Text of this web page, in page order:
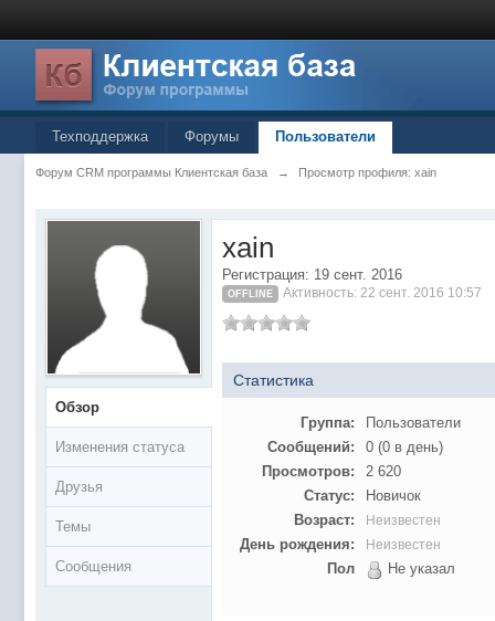
Техподдержка Форумы Пользователи
Форум CRM программы Клиентская база → Просмотр профиля: xain
Обзор
Изменения статуса
Друзья
Темы
Сообщения
xain
Регистрация: 19 сент. 2016
OFFLINE Активность: 22 сент. 2016 10:57
Статистика
Группа:
Пользователи
Сообщений:
0 (0 в день)
Просмотров:
2 620
Статус:
Новичок
Возраст:
Неизвестен
День рождения: Неизвестен
Пол Не указал